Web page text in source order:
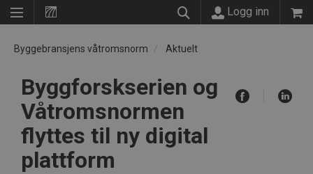
Logg inn
Byggebransjens våtromsnorm Aktuelt
Byggforskserien og
Våtromsnormen
flyttes til ny digital
plattform